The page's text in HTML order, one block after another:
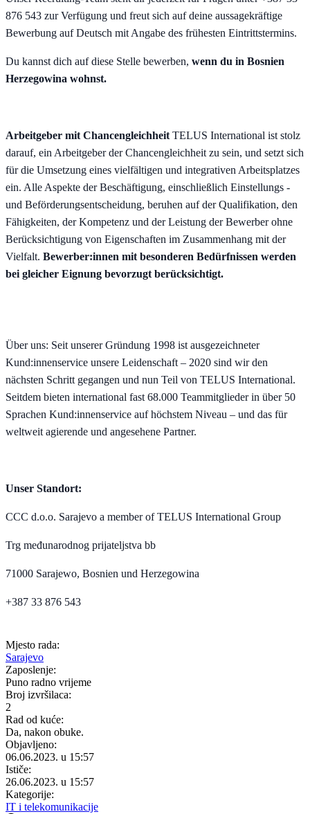
876 543 zur Verfügung und freut sich auf deine aussagekräftige
Bewerbung auf Deutsch mit Angabe des frühesten Eintrittstermins.
Du kannst dich auf diese Stelle bewerben, wenn du in Bosnien
Herzegowina wohnst.
Arbeitgeber mit Chancengleichheit TELUS International ist stolz
darauf, ein Arbeitgeber der Chancengleichheit zu sein, und setzt sich
für die Umsetzung eines vielfältigen und integrativen Arbeitsplatzes
ein. Alle Aspekte der Beschäftigung, einschließlich Einstellungs -
und Beförderungsentscheidung, beruhen auf der Qualifikation, den
Fähigkeiten, der Kompetenz und der Leistung der Bewerber ohne
Berücksichtigung von Eigenschaften im Zusammenhang mit der
Vielfalt. Bewerber:innen mit besonderen Bedürfnissen werden
bei gleicher Eignung bevorzugt berücksichtigt.
Über uns: Seit unserer Gründung 1998 ist ausgezeichneter
Kund:innenservice unsere Leidenschaft – 2020 sind wir den
nächsten Schritt gegangen und nun Teil von TELUS International.
Seitdem bieten international fast 68.000 Teammitglieder in über 50
Sprachen Kund:innenservice auf höchstem Niveau – und das für
weltweit agierende und angesehene Partner.
Unser Standort:
CCC d.o.o. Sarajevo a member of TELUS International Group
Trg međunarodnog prijateljstva bb
71000 Sarajewo, Bosnien und Herzegowina
+387 33 876 543
Mjesto rada:
Sarajevo
Zaposlenje:
Puno radno vrijeme
Broj izvršilaca:
2
Rad od kuće:
Da, nakon obuke.
Objavljeno:
06.06.2023. u 15:57
Ističe:
26.06.2023. u 15:57
Kategorije:
IT i telekomunikacije